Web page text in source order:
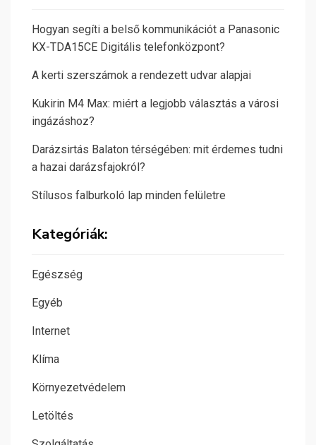
Hogyan segíti a belső kommunikációt a Panasonic
KX-TDA15CE Digitális telefonközpont?
A kerti szerszámok a rendezett udvar alapjai
Kukirin M4 Max: miért a legjobb választás a városi
ingázáshoz?
Darázsirtás Balaton térségében: mit érdemes tudni
a hazai darázsfajokról?
Stílusos falburkoló lap minden felületre
Kategóriák:
Egészség
Egyéb
Internet
Klíma
Környezetvédelem
Letöltés